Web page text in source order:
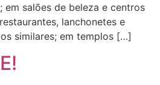
em salões de beleza e centros
lanchonetes e
similares; em templos […]